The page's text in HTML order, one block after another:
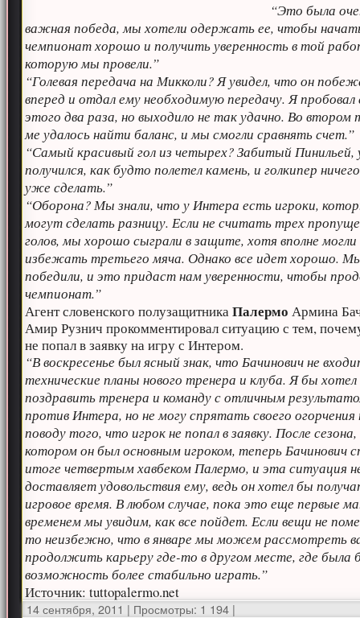
“Это была
важная победа, мы хотели одержать ее, чтобы
чемпионат хорошо и получить уверенность в той
которую мы провели.”
“Голевая передача на Микколи? Я увидел, что он
вперед и отдал ему необходимую передачу. Я
этого два раза, но выходило не так удачно. Во втором
ме удалось найти баланс, и мы смогли сравнять счет.”
“Самый красивый гол из четырех? Забитый Пинильей,
получился, как будто полетел камень, и голкипер
уже сделать.”
“Оборона? Мы знали, что у Интера есть игроки,
могут сделать разницу. Если не считать трех
голов, мы хорошо сыграли в защите, хотя вполне могли
избежать третьего мяча. Однако все идет хорошо.
победили, и это придаст нам уверенности, чтобы
чемпионат.”
Агент словенского полузащитникаПалермоАрмина
Амир Рузнич прокомментировал ситуацию с тем,
не попал в заявку на игру с Интером.
“В воскресенье был ясный знак, что Бачинович не
технические планы нового тренера и клуба. Я бы хотел
поздравить тренера и команду с отличным
против Интера, но не могу спрятать своего огорчения
поводу того, что игрок не попал в заявку. После сезона,
котором он был основным игроком, теперь Бачинович
итоге четвертым хавбеком Палермо, и эта ситуация
доставляет удовольствия ему, ведь он хотел бы
игровое время. В любом случае, пока это еще первые
временем мы увидим, как все пойдет. Если вещи не
то неизбежно, что в январе мы можем рассмотреть
продолжить карьеру где-то в другом месте, где была
возможность более стабильно играть.”
Источник: tuttopalermo.net
14 сентября, 2011 | Просмотры: 1 194 |